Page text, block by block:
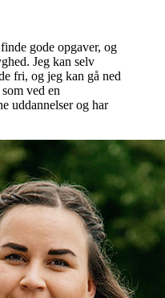
gode opgaver, og
Jeg kan selv
fri, og jeg kan gå ned
ved en
uddannelser og har